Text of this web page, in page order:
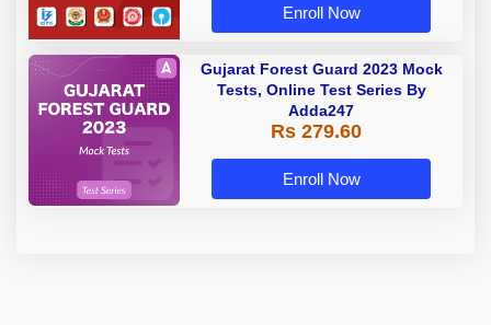
Enroll Now
Gujarat Forest Guard 2023 Mock
Tests, Online Test Series By
Adda247
Rs 279.60
Enroll Now